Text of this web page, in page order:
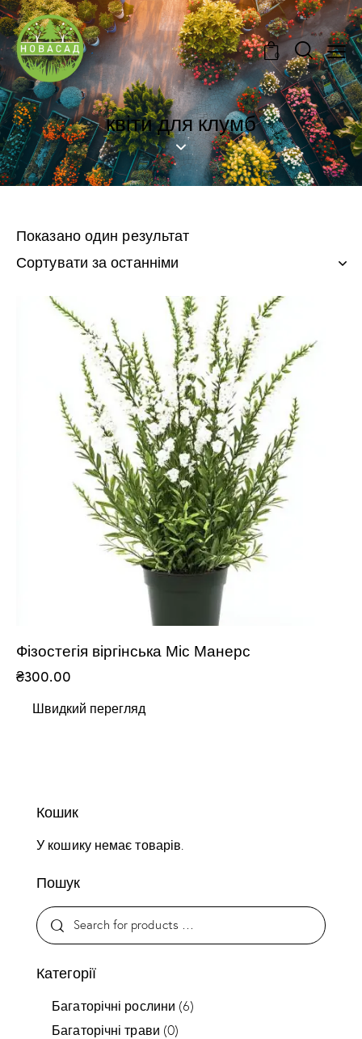
0
квіти для клумб
Показано один результат
Фізостегія віргінська Міс Манерс
₴300.00
Швидкий перегляд
Кошик
У кошику немає товарів.
Пошук
Категорії
Багаторічні рослини (6)
Багаторічні трави (0)